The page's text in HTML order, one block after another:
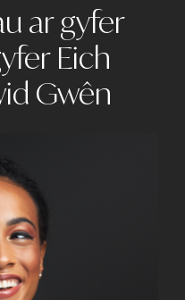
ar gyfer
Eich
Gwên